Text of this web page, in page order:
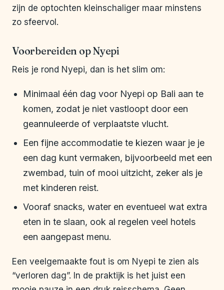
zijn de optochten kleinschaliger maar minstens
zo sfeervol.
Voorbereiden op Nyepi
Reis je rond Nyepi, dan is het slim om:
Minimaal één dag voor Nyepi op Bali aan te
komen, zodat je niet vastloopt door een
geannuleerde of verplaatste vlucht.
Een fijne accommodatie te kiezen waar je je
een dag kunt vermaken, bijvoorbeeld met een
zwembad, tuin of mooi uitzicht, zeker als je
met kinderen reist.
Vooraf snacks, water en eventueel wat extra
eten in te slaan, ook al regelen veel hotels
een aangepast menu.
Een veelgemaakte fout is om Nyepi te zien als
“verloren dag”. In de praktijk is het juist een